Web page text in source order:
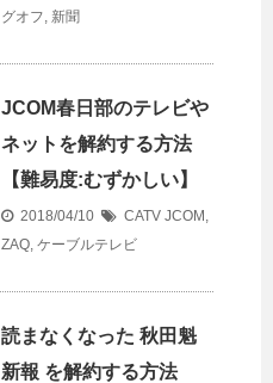
グオフ, 新聞
JCOM春日部のテレビや
ネットを解約する方法
【難易度:むずかしい】
2018/04/10 CATV JCOM ,
ZAQ, ケーブルテレビ
読まなくなった 秋田魁
新報 を解約する方法